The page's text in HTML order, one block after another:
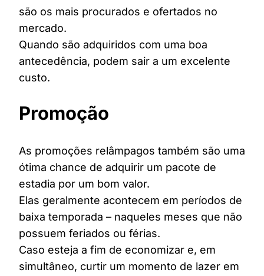
são os mais procurados e ofertados no
mercado.
Quando são adquiridos com uma boa
antecedência, podem sair a um excelente
custo.
Promoção
As promoções relâmpagos também são uma
ótima chance de adquirir um pacote de
estadia por um bom valor.
Elas geralmente acontecem em períodos de
baixa temporada – naqueles meses que não
possuem feriados ou férias.
Caso esteja a fim de economizar e, em
simultâneo, curtir um momento de lazer em